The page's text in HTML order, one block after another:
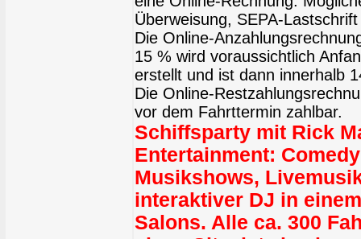
Überweisung, SEPA-
Die Online-
15 % wird voraussichtlich
erstellt und ist dann innerhalb
Die Online-
vor dem Fahrttermin zahlbar.
Schiffsparty mit Rick
Entertainment:
Musikshows,
interaktiver DJ in
Salons. Alle ca. 300